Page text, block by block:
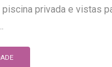
privada e vistas